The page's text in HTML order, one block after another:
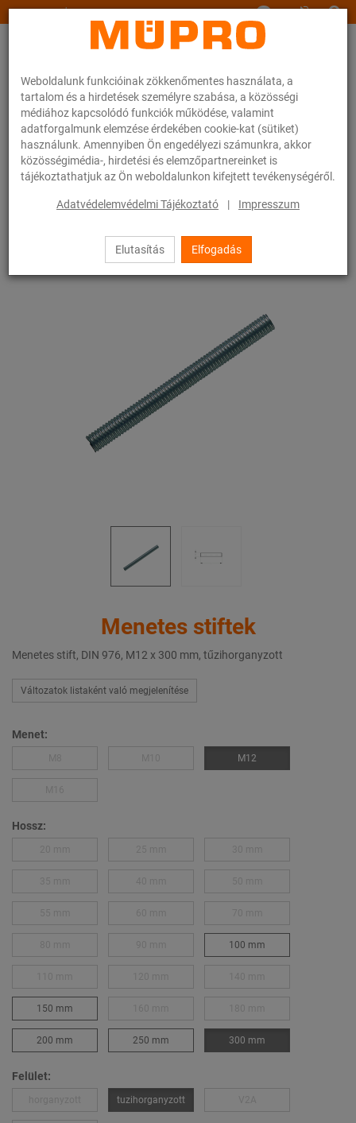
Weboldalunk funkcióinak zökkenőmentes használata, a
tartalom és a hirdetések személyre szabása, a közösségi
médiához kapcsolódó funkciók működése, valamint
adatforgalmunk elemzése érdekében cookie-kat (sütiket)
használunk. Amennyiben Ön engedélyezi számunkra, akkor
közösségimédia-, hirdetési és elemzőpartnereinket is
tájékoztathatjuk az Ön weboldalunkon kifejtett tevékenységéről.
Adatvédelemvédelmi Tájékoztató | Impresszum
Elutasítás Elfogadás
www.muepro.hu
Webáruhàz Rögzítéstechnika Szerelési anyagok Menetes stiftek
23 / 83
Menetes stiftek
Menetes stift, DIN 976, M12 x 300 mm, tűzihorganyzott
Változatok listaként való megjelenítése
Menet:
M12
Hossz:
100 mm
150 mm
200 mm 250 mm 300 mm
Felület:
tuzihorganyzott